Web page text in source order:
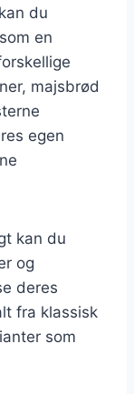
du
en
majsbrød
egen
kan du
og
deres
fra klassisk
som